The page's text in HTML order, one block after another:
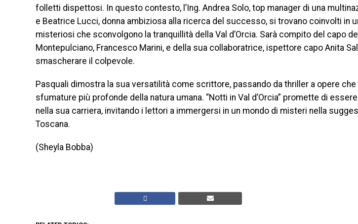
folletti dispettosi. In questo contesto, l’Ing. Andrea Solo, top manager di una
e Beatrice Lucci, donna ambiziosa alla ricerca del successo, si trovano coinvolti in
misteriosi che sconvolgono la tranquillità della Val d’Orcia. Sarà compito del capo
Montepulciano, Francesco Marini, e della sua collaboratrice, ispettore capo Anita
smascherare il colpevole.
Pasquali dimostra la sua versatilità come scrittore, passando da thriller a opere
sfumature più profonde della natura umana. “Notti in Val d’Orcia” promette di
nella sua carriera, invitando i lettori a immergersi in un mondo di misteri nella
Toscana.
(Sheyla Bobba)